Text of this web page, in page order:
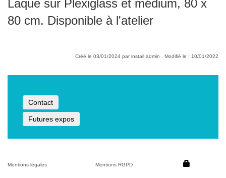
Laque sur Plexiglass et médium, 80 x
80 cm. Disponible à l'atelier
Créé le 03/01/2024 par install admin . Modifié le : 10/01/2022
Contact
Futures expos
Mentions légales Mentions RGPD